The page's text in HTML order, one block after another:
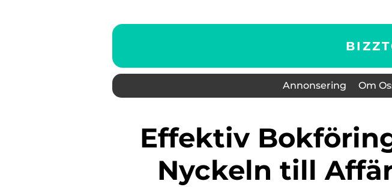
Annonsering Om
Effektiv Bokföring i Boden:
Nyckeln till